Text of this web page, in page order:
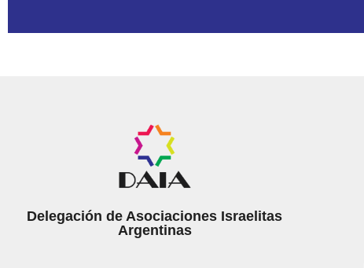
Delegación de Asociaciones Israelitas
Argentinas